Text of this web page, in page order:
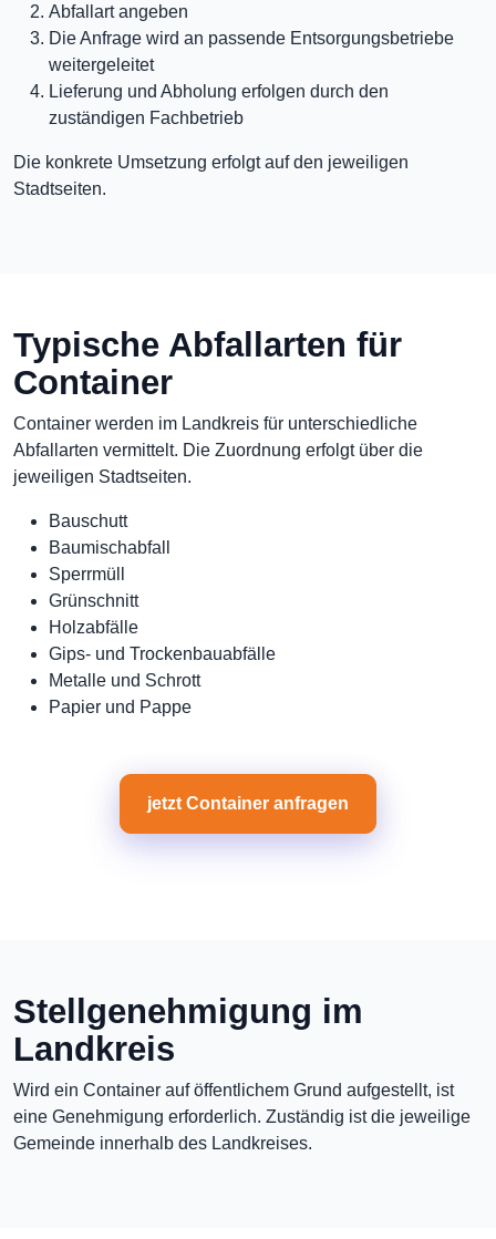
Abfallart angeben
Die Anfrage wird an passende Entsorgungsbetriebe
weitergeleitet
Lieferung und Abholung erfolgen durch den
zuständigen Fachbetrieb
Die konkrete Umsetzung erfolgt auf den jeweiligen
Stadtseiten.
Typische Abfallarten für
Container
Container werden im Landkreis für unterschiedliche
Abfallarten vermittelt. Die Zuordnung erfolgt über die
jeweiligen Stadtseiten.
Bauschutt
Baumischabfall
Sperrmüll
Grünschnitt
Holzabfälle
Gips- und Trockenbauabfälle
Metalle und Schrott
Papier und Pappe
jetzt Container anfragen
Stellgenehmigung im
Landkreis
Wird ein Container auf öffentlichem Grund aufgestellt, ist
eine Genehmigung erforderlich. Zuständig ist die jeweilige
Gemeinde innerhalb des Landkreises.